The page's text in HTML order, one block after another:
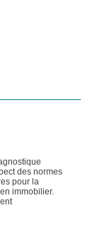
des normes
pour la
immobilier.